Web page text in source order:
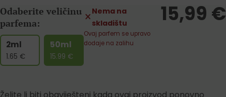
Odaberite veličinu
parfema:
2ml
1.65 €
50ml
15.99 €
Nema na
skladištu
Ovaj parfem se upravo
dodaje na zalihu
15,99 €
Želite li biti obaviješteni kada ovaj proizvod ponovno